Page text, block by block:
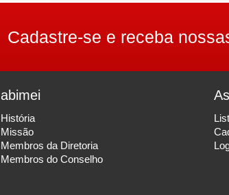
Cadastre-se e receba
abimei
História
Missão
Membros da Diretoria
Membros do Conselho